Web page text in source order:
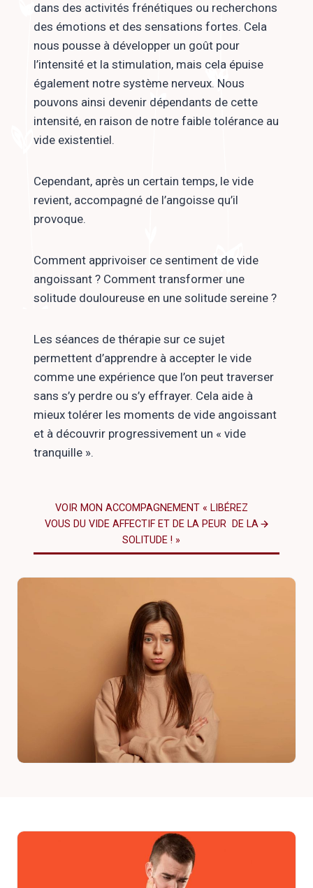
dans des activités frénétiques ou recherchons
des émotions et des sensations fortes. Cela
nous pousse à développer un goût pour
l’intensité et la stimulation, mais cela épuise
également notre système nerveux. Nous
pouvons ainsi devenir dépendants de cette
intensité, en raison de notre faible tolérance au
vide existentiel.
Cependant, après un certain temps, le vide
revient, accompagné de l’angoisse qu’il
provoque.
Comment apprivoiser ce sentiment de vide
angoissant ? Comment transformer une
solitude douloureuse en une solitude sereine ?
Les séances de thérapie sur ce sujet
permettent d’apprendre à accepter le vide
comme une expérience que l’on peut traverser
sans s’y perdre ou s’y effrayer. Cela aide à
mieux tolérer les moments de vide angoissant
et à découvrir progressivement un « vide
tranquille ».
VOIR MON ACCOMPAGNEMENT « LIBÉREZ
VOUS DU VIDE AFFECTIF ET DE LA PEUR DE LA
SOLITUDE ! »